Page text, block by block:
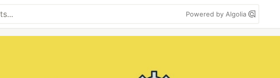
Powered by Algolia